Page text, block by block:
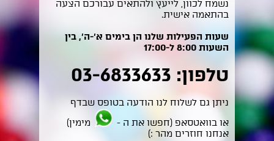
נשמח לכוון, לייעץ ולהתאים עבורכם הצעה
בהתאמה אישית.
שעות הפעילות שלנו הן בימים א'-ה', בין
השעות 8:00 ל-17:00
טלפון: 03-6833633
ניתן גם לשלוח לנו הודעה בטופס שבדף
או בוואטסאפ (חפשו את ה -
מימין)
אנחנו חוזרים מהר :)